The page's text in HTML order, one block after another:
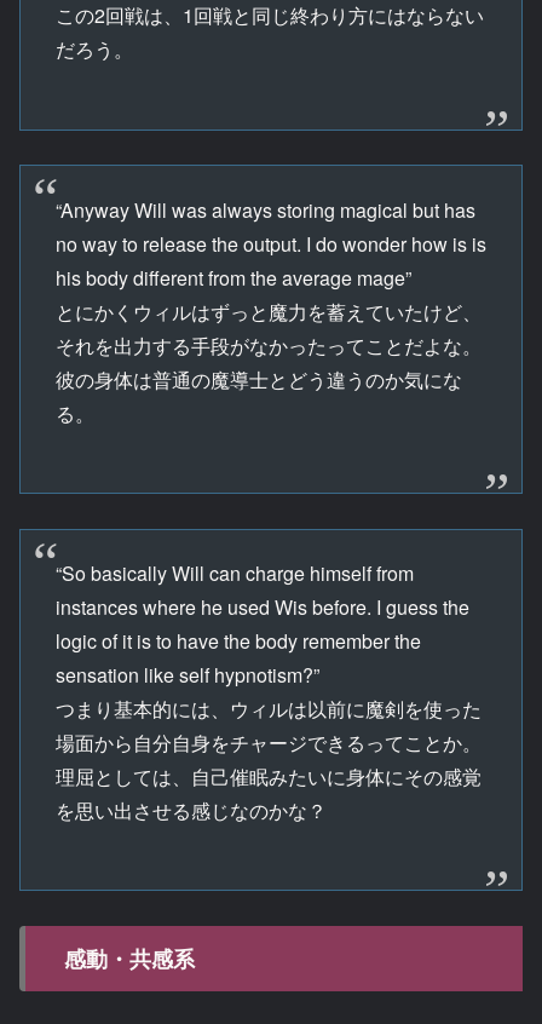
この2回戦は、1回戦と同じ終わり方にはならない
だろう。
“Anyway Will was always storing magical but has
no way to release the output. I do wonder how is is
his body different from the average mage”
とにかくウィルはずっと魔力を蓄えていたけど、
それを出力する手段がなかったってことだよな。
彼の身体は普通の魔導士とどう違うのか気にな
る。
“So basically Will can charge himself from
instances where he used Wis before. I guess the
logic of it is to have the body remember the
sensation like self hypnotism?”
つまり基本的には、ウィルは以前に魔剣を使った
場面から自分自身をチャージできるってことか。
理屈としては、自己催眠みたいに身体にその感覚
を思い出させる感じなのかな？
感動・共感系